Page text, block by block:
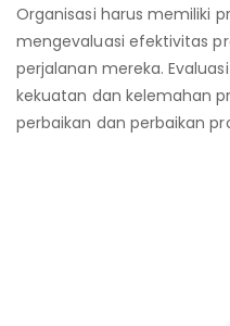
Organisasi harus memiliki
mengevaluasi efektivitas
perjalanan mereka.
kekuatan dan kelemahan
perbaikan dan perbaikan